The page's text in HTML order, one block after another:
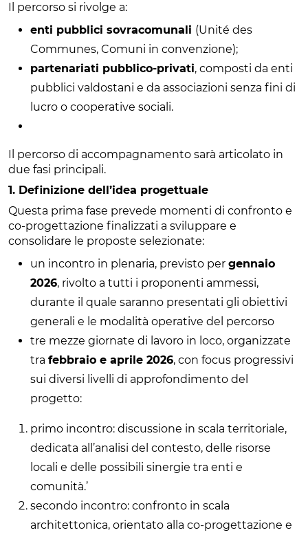
Il percorso si rivolge a:
enti pubblici sovracomunali (Unité des
Communes, Comuni in convenzione);
partenariati pubblico-privati, composti da enti
pubblici valdostani e da associazioni senza fini di
lucro o cooperative sociali.
Il percorso di accompagnamento sarà articolato in
due fasi principali.
1. Definizione dell’idea progettuale
Questa prima fase prevede momenti di confronto e
co-progettazione finalizzati a sviluppare e
consolidare le proposte selezionate:
un incontro in plenaria, previsto per gennaio
2026, rivolto a tutti i proponenti ammessi,
durante il quale saranno presentati gli obiettivi
generali e le modalità operative del percorso
tre mezze giornate di lavoro in loco, organizzate
tra febbraio e aprile 2026, con focus progressivi
sui diversi livelli di approfondimento del
progetto:
primo incontro: discussione in scala territoriale,
dedicata all’analisi del contesto, delle risorse
locali e delle possibili sinergie tra enti e
comunità.’
secondo incontro: confronto in scala
architettonica, orientato alla co-progettazione e